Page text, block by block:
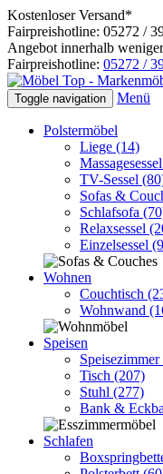
Kostenloser Versand*
Fairpreishotline: 05272 /
Angebot innerhalb
Fairpreishotline: 05272 /
Toggle navigation Menü
Polstermöbel
Liege (14)
Massagesessel
TV-Sessel
Sofas &
Schlafsofa
Relaxsessel
Einzelsessel
Wohnen
Couchtisch
Wohnwand
Speisen
Speisezimmer
Tisch (207)
Stuhl (277)
Bank &
Schlafen